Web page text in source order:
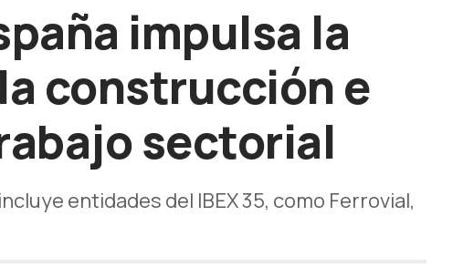
impulsa la
construcción e
sectorial
entidades del IBEX 35, como Ferrovial,